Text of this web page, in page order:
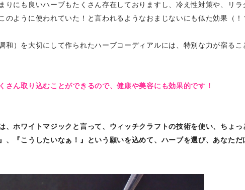
りにも良いハーブもたくさん存在しておりますし、冷え性対策や、リ
のように使われていた！と言われるようなおまじないにも似た効果（
和）を大切にして作られたハーブコーディアルには、特別な力が宿る
さん取り込むことができるので、健康や美容にも効果的です！
、ホワイトマジックと言って、ウィッチクラフトの技術を使い、ちょ
、『 こうしたいなぁ！』という願いを込めて、ハーブを選び、あなただ